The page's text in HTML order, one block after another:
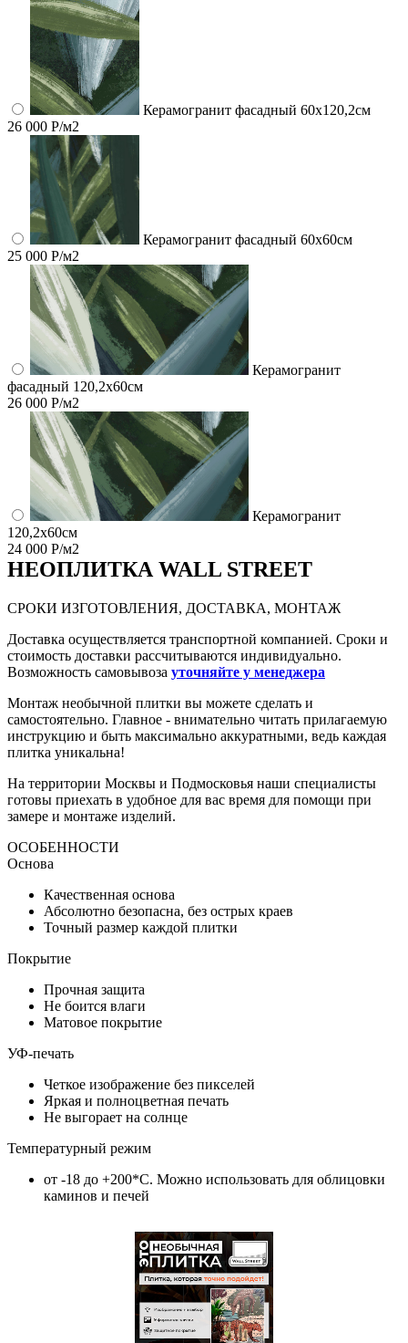
Керамогранит фасадный 60x120,2см
26 000 Р/м2
Керамогранит фасадный 60x60см
25 000 Р/м2
Керамогранит
фасадный 120,2x60см
26 000 Р/м2
Керамогранит
120,2x60см
24 000 Р/м2
НЕОПЛИТКА WALL STREET
СРОКИ ИЗГОТОВЛЕНИЯ, ДОСТАВКА, МОНТАЖ
Доставка осуществляется транспортной компанией. Сроки и
стоимость доставки рассчитываются индивидуально.
Возможность самовывоза уточняйте у менеджера
Монтаж необычной плитки вы можете сделать и
самостоятельно. Главное - внимательно читать прилагаемую
инструкцию и быть максимально аккуратными, ведь каждая
плитка уникальна!
На территории Москвы и Подмосковья наши специалисты
готовы приехать в удобное для вас время для помощи при
замере и монтаже изделий.
ОСОБЕННОСТИ
Основа
Качественная основа
Абсолютно безопасна, без острых краев
Точный размер каждой плитки
Покрытие
Прочная защита
Не боится влаги
Матовое покрытие
УФ-печать
Четкое изображение без пикселей
Яркая и полноцветная печать
Не выгорает на солнце
Температурный режим
от -18 до +200*C. Можно использовать для облицовки
каминов и печей